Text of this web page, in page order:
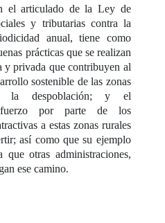
el articulado de la Ley de
y tributarias contra la
anual, tiene como
prácticas que se realizan
y privada que contribuyen al
sostenible de las zonas
la despoblación; y el
por parte de los
a estas zonas rurales
así como que su ejemplo
otras administraciones,
ese camino.